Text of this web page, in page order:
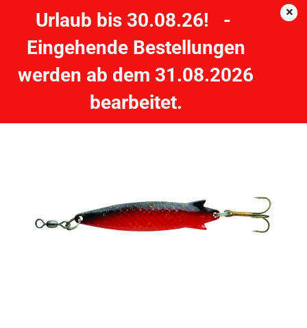
Urlaub bis 30.08.26! -
Eingehende Bestellungen
werden ab dem 31.08.2026
bearbeitet.
Abu Garcia Toby 15g - Orange/Gold